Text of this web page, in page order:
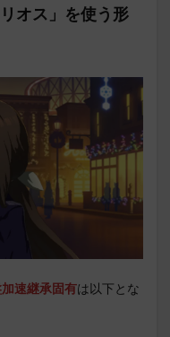
オス」を使う形
速継承固有は以下とな